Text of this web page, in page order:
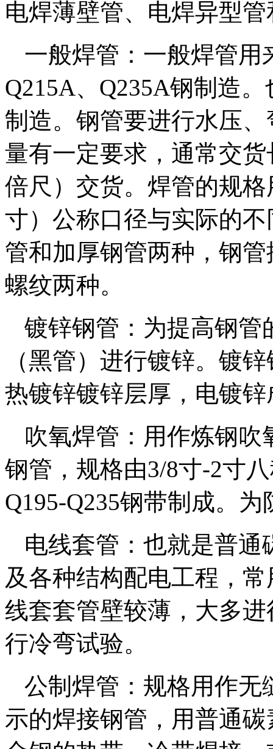
电焊薄壁管、电焊异型
一般焊管：一般焊管用
Q215A、Q235A钢制造
制造。钢管要进行水压
量有一定要求，通常交
倍尺）交货。焊管的规
寸）公称口径与实际的
管和加厚钢管两种，钢
螺纹两种。
镀锌钢管：为提高钢管
（黑管）进行镀锌。镀
热镀锌镀锌层厚，电镀
吹氧焊管：用作炼钢
钢管，规格由3/8寸-2寸
Q195-Q235钢带制成。
电线套管：也就是普
及各种结构配电工程，
线套套管壁较薄，大多
行冷弯试验。
公制焊管：规格用作
示的焊接钢管，用普通